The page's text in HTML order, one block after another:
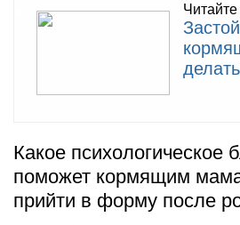
Читайте
Какое психологическое
поможет кормящим
прийти в форму после